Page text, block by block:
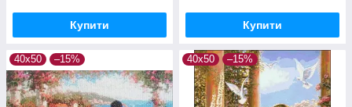
Купити Купити
40х50 –15% 40х50 –15%